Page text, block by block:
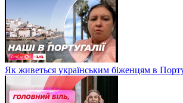
Як живеться українським біженцям в